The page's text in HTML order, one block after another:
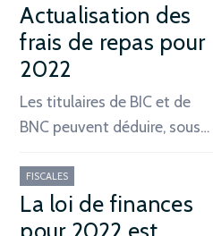
Actualisation des
frais de repas pour
2022
Les titulaires de BIC et de
BNC peuvent déduire, sous…
FISCALES
La loi de finances
pour 2022 est